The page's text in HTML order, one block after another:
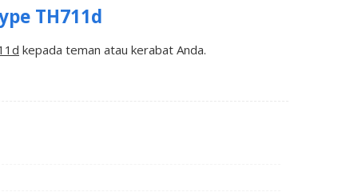
TH711d
kepada teman atau kerabat Anda.